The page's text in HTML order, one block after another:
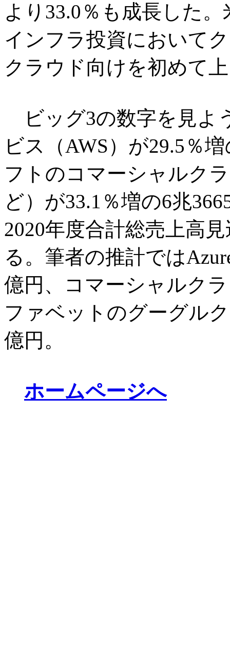
より33.0％も成長した
インフラ投資において
クラウド向けを初めて
ビッグ3の数字を見よ
ビス（AWS）が29.5％
フトのコマーシャルク
ど）が33.1％増の6兆
2020年度合計総売上高
る。筆者の推計では
億円、コマーシャルク
ファベットのグーグル
億円。
ホームページへ